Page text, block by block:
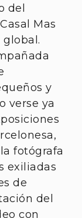
del
Mas
global.
y
verse ya
fotógrafa
exiliadas
de
del
con